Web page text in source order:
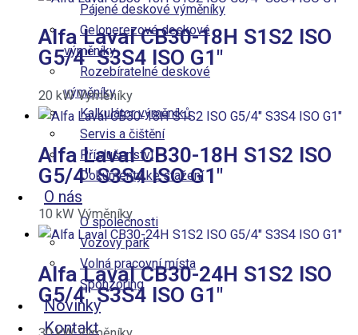
Pájené deskové výměníky
Celonerezové deskové​
výměníky
Rozebíratelné deskové
výměníky
Kalkulátor výměníků
Servis a čištění
Příslušenství
Dokumenty ke stažení
O nás
O společnosti
Vozový park
Volná pracovní místa
Sponzoring
Novinky
Kontakt
Alfa Laval CB30-18H S1S2 ISO
G5/4″ S3S4 ISO G1″
20 kW Výměníky
Alfa Laval CB30-18H S1S2 ISO
G5/4″ S3S4 ISO G1″
10 kW Výměníky
Alfa Laval CB30-24H S1S2 ISO
G5/4″ S3S4 ISO G1″